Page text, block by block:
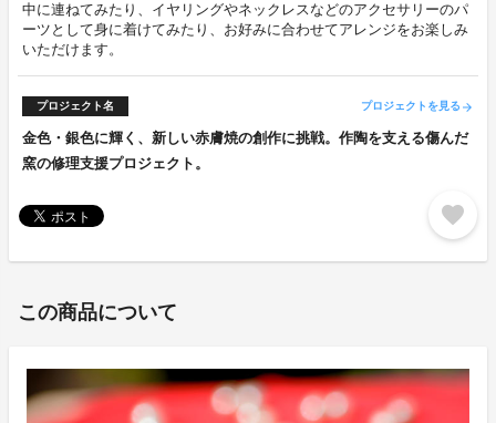
中に連ねてみたり、イヤリングやネックレスなどのアクセサリーのパ
ーツとして身に着けてみたり、お好みに合わせてアレンジをお楽しみ
いただけます。
プロジェクト名 プロジェクトを見る arrow_forward
金色・銀色に輝く、新しい赤膚焼の創作に挑戦。作陶を支える傷んだ
窯の修理支援プロジェクト。
favorite
この商品について